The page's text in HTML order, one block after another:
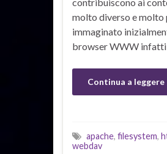
molto diverso e
immaginato
browser WWW infatti
Continua a leggere
apache, filesystem,
webdav